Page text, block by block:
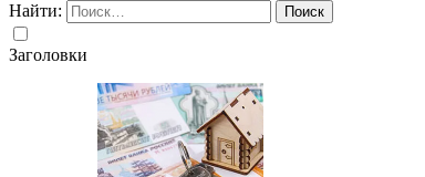
Найти:
Заголовки